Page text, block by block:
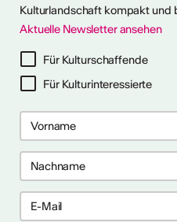
2027 in Prag
bis 28. April 2027) ist ein 10-
für Recherche-,
Es bietet
kollektive Begleitung und
10. September
Kulturlandschaft kompakt und
Aktuelle Newsletter ansehen
Für Kulturschaffende
Für Kulturinteressierte